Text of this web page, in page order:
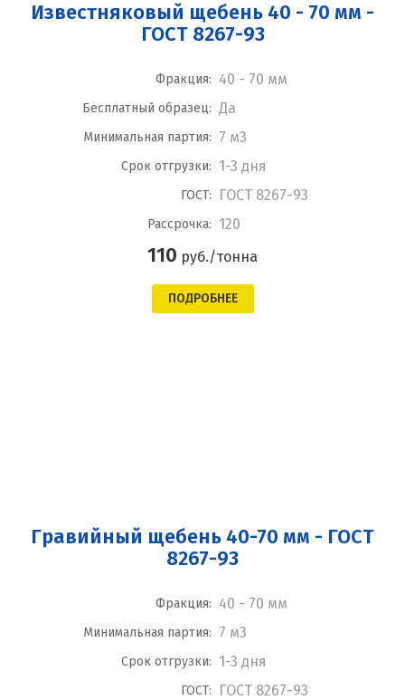
Известняковый щебень 40 - 70 мм -
ГОСТ 8267-93
Фракция: 40 - 70 мм
Бесплатный образец: Да
Минимальная партия: 7 м3
Срок отгрузки: 1-3 дня
ГОСТ: ГОСТ 8267-93
Рассрочка: 120
110 руб./тонна
ПОДРОБНЕЕ
Гравийный щебень 40-70 мм - ГОСТ
8267-93
Фракция: 40 - 70 мм
Минимальная партия: 7 м3
Срок отгрузки: 1-3 дня
ГОСТ: ГОСТ 8267-93